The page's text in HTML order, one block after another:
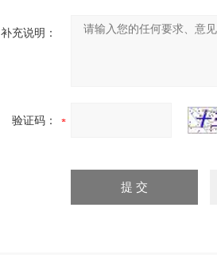
补充说明：
验证码：